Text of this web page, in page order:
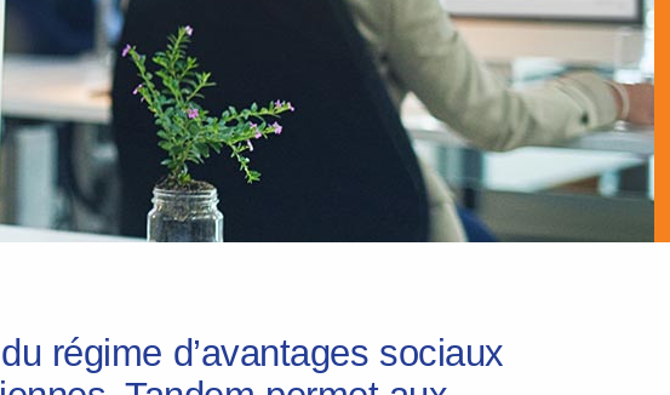
régime d’avantages sociaux